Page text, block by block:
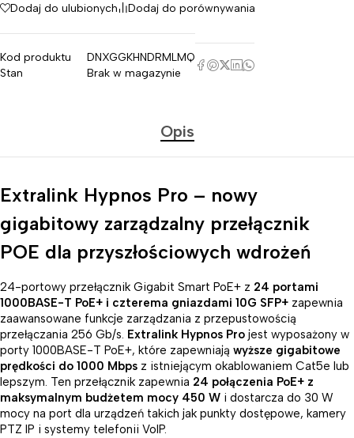
Dodaj do ulubionych Dodaj do porównywania
Kod produktu
DNXGGKHNDRMLMQ
Stan
Brak w magazynie
Opis
Extralink Hypnos Pro – nowy
gigabitowy zarządzalny przełącznik
POE dla przyszłościowych wdrożeń
24-portowy przełącznik Gigabit Smart PoE+ z 24 portami
1000BASE-T PoE+ i czterema gniazdami 10G SFP+ zapewnia
zaawansowane funkcje zarządzania z przepustowością
przełączania 256 Gb/s. Extralink Hypnos Pro jest wyposażony w
porty 1000BASE-T PoE+, które zapewniają wyższe gigabitowe
prędkości do 1000 Mbps z istniejącym okablowaniem Cat5e lub
lepszym. Ten przełącznik zapewnia 24 połączenia PoE+ z
maksymalnym budżetem mocy 450 W i dostarcza do 30 W
mocy na port dla urządzeń takich jak punkty dostępowe, kamery
PTZ IP i systemy telefonii VoIP.